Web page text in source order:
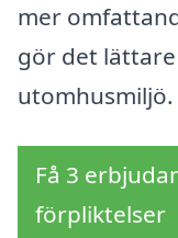
mer
gör det
utomhusmiljö.
Få 3
förpliktelser